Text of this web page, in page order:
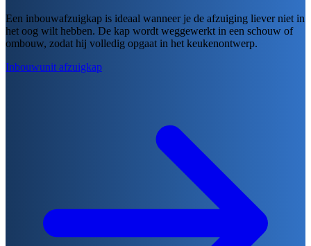
Een inbouwafzuigkap is ideaal wanneer je de afzuiging liever niet in
het oog wilt hebben. De kap wordt weggewerkt in een schouw of
ombouw, zodat hij volledig opgaat in het keukenontwerp.
Inbouwunit afzuigkap